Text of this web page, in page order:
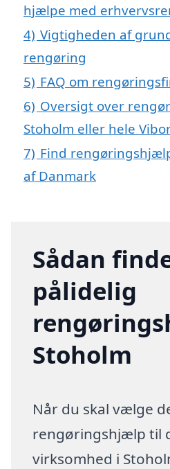
hjælpe med
4) Vigtigheden af
rengøring
5) FAQ om
6) Oversigt over
Stoholm eller hele
7) Find
af Danmark
Sådan
pålidelig
Stoholm
Når du skal vælge
rengøringshjælp til
virksomhed i